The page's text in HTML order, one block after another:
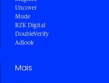
Uncover
Mude
RZK Digital
DoubleVerify
Adlook
Mais